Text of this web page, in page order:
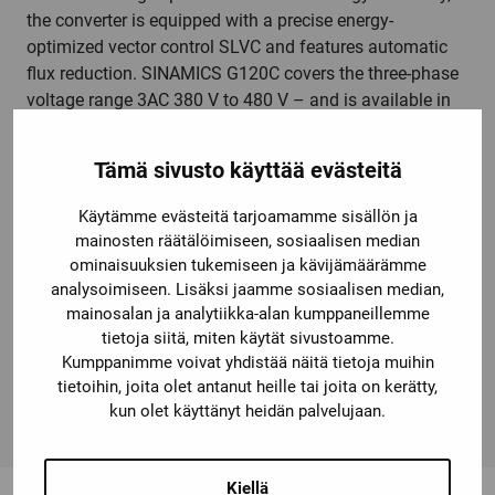
Tämä sivusto käyttää evästeitä
Käytämme evästeitä tarjoamamme sisällön ja
mainosten räätälöimiseen, sosiaalisen median
ominaisuuksien tukemiseen ja kävijämäärämme
analysoimiseen. Lisäksi jaamme sosiaalisen median,
mainosalan ja analytiikka-alan kumppaneillemme
tietoja siitä, miten käytät sivustoamme.
Kumppanimme voivat yhdistää näitä tietoja muihin
tietoihin, joita olet antanut heille tai joita on kerätty,
kun olet käyttänyt heidän palvelujaan.
Kiellä
the converter is equipped with a precise energy-
optimized vector control SLVC and features automatic
flux reduction. SINAMICS G120C covers the three-phase
voltage range 3AC 380 V to 480 V – and is available in
converter can be individually adapted to the user's
requirements with various options, such as local or
mobile operator panels, connecting cables, line filters,
braking resistors, line reactors, and further accessories.
The variable-speed devices are an integral part of Totally
Integrated Automation (TIA) and work optimally together
with SIMATIC controllers, for example. The SINAMICS
G120C all-rounder replaces the MICROMASTER 420
converter. SINAMICS – simply my drive.